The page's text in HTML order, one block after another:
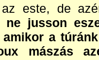
az este, de
ne jusson
amikor a
mászás